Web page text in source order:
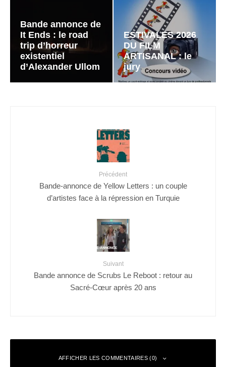
Bande annonce de
It Ends : le road
trip d’horreur
existentiel
d’Alexander Ullom
ESTIVALES 2026
DU FILM
ARTISANAL : le
jury
Précédent
Bande-annonce de Yellow Letters : un couple
d’artistes face à la répression en Turquie
Suivant
Bande annonce de Scrubs Le Reboot : retour au
Sacré-Cœur après 20 ans
AFFICHER LES COMMENTAIRES (0)